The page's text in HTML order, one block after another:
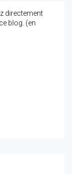
directement
blog. (en